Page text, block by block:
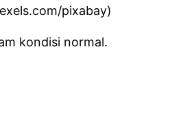
pixabay)
kondisi normal.